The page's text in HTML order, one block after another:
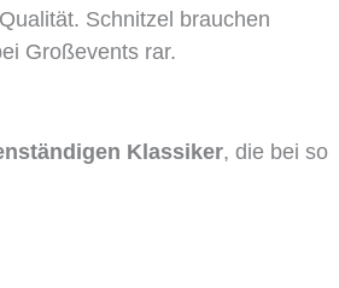
Schnitzel brauchen
Großevents rar.
Klassiker, die bei so